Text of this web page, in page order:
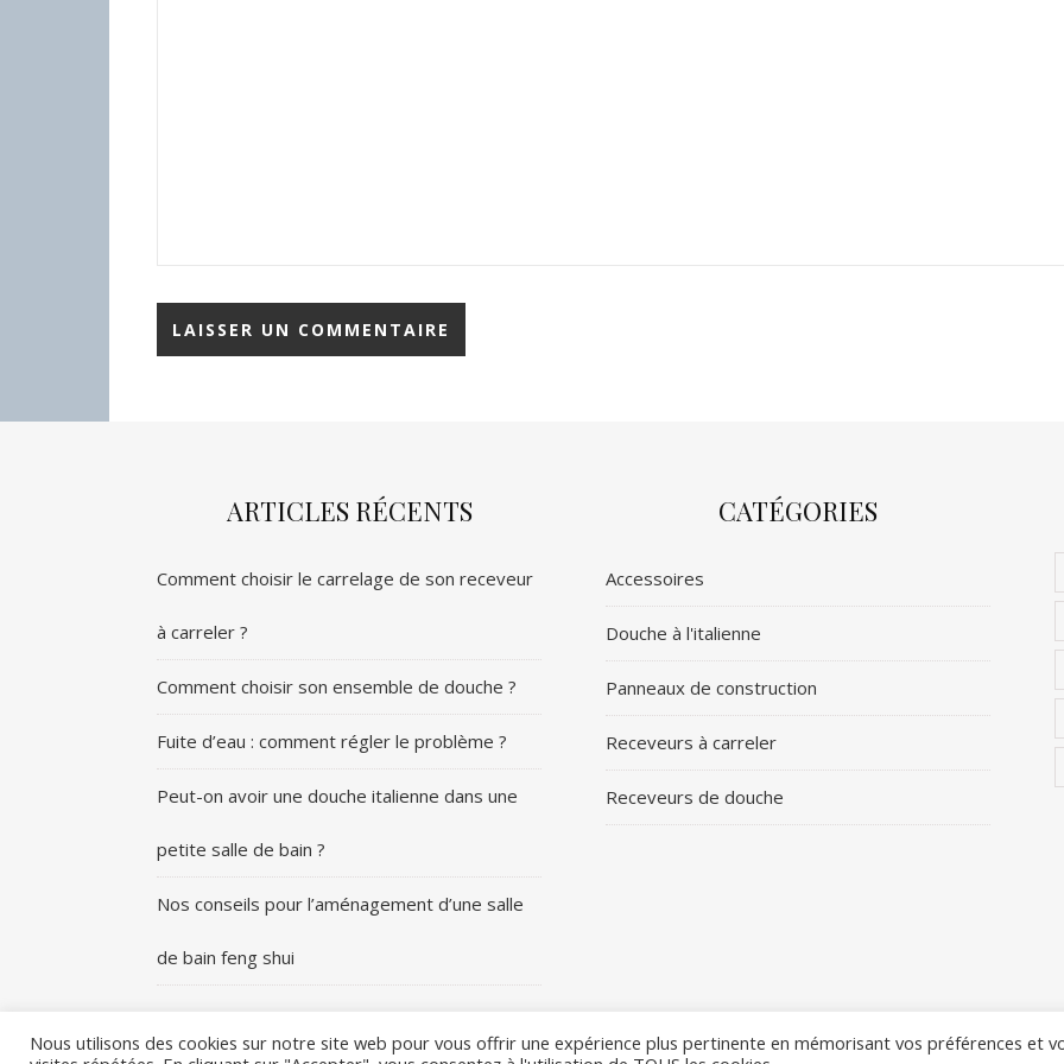
ARTICLES RÉCENTS
Comment choisir le carrelage de son receveur
à carreler ?
Comment choisir son ensemble de douche ?
Fuite d’eau : comment régler le problème ?
Peut-on avoir une douche italienne dans une
petite salle de bain ?
Nos conseils pour l’aménagement d’une salle
de bain feng shui
CATÉGORIES
Accessoires
Douche à l'italienne
Panneaux de construction
Receveurs à carreler
Receveurs de douche
Nous utilisons des cookies sur notre site web pour vous offrir une expérience plus pertinente en mémorisant vos préférences et